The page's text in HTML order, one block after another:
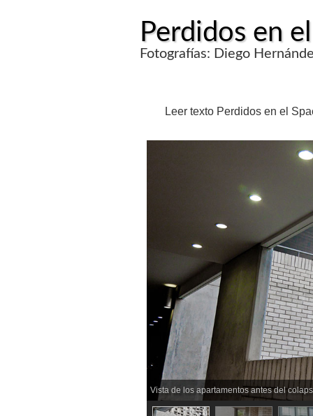
Perdidos en
Fotografías: Diego
Leer texto Perdidos en el